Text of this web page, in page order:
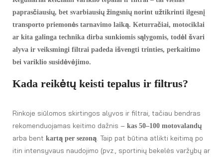
paprasčiausių, bet svarbiausių žingsnių norint užtikrinti ilgesnį
transporto priemonės tarnavimo laiką. Keturračiai, motociklai
ar kita galinga technika dirba sunkiomis sąlygomis, todėl švari
alyva ir veiksmingi filtrai padeda išvengti trinties, perkaitimo
bei variklio susidėvėjimo.
Kada reikėtų keisti tepalus ir filtrus?
Rinkoje siūlomos skirtingos alyvos ir filtrai, tačiau bendras
rekomenduojamas keitimo dažnis – kas 50–100 motovalandų
arba bent kartą per sezoną. Taip pat būtina atlikti keitimą po
itin intensyvaus naudojimo (pvz., sportinių bekelės varžybų ar